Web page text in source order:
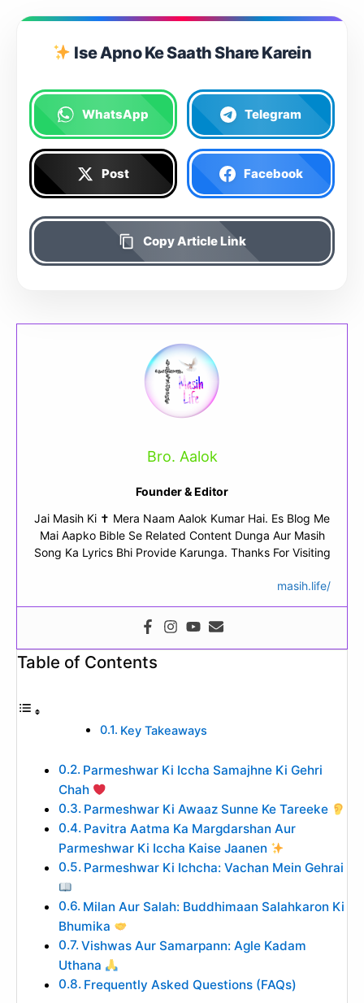
Ise Apno Ke Saath Share Karein
WhatsApp Telegram
Post Facebook
Copy Article Link
Bro. Aalok
Founder & Editor
Jai Masih Ki ✝ Mera Naam Aalok Kumar Hai. Es Blog Me
Mai Aapko Bible Se Related Content Dunga Aur Masih
Song Ka Lyrics Bhi Provide Karunga. Thanks For Visiting
masih.life/
Table of Contents
Key Takeaways
Parmeshwar Ki Iccha Samajhne Ki Gehri
Chah
Parmeshwar Ki Awaaz Sunne Ke Tareeke
Pavitra Aatma Ka Margdarshan Aur
Parmeshwar Ki Iccha Kaise Jaanen
Parmeshwar Ki Ichcha: Vachan Mein Gehrai
Milan Aur Salah: Buddhimaan Salahkaron Ki
Bhumika
Vishwas Aur Samarpann: Agle Kadam
Uthana
Frequently Asked Questions (FAQs)